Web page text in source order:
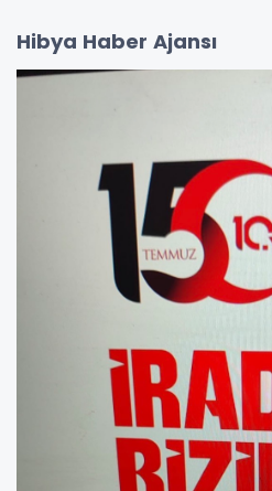
Hibya Haber Ajansı